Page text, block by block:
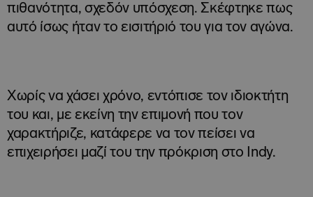
πιθανότητα, σχεδόν υπόσχεση. Σκέφτηκε πως
αυτό ίσως ήταν το εισιτήριό του για τον αγώνα.
Χωρίς να χάσει χρόνο, εντόπισε τον ιδιοκτήτη
του και, με εκείνη την επιμονή που τον
χαρακτήριζε, κατάφερε να τον πείσει να
επιχειρήσει μαζί του την πρόκριση στο Indy.